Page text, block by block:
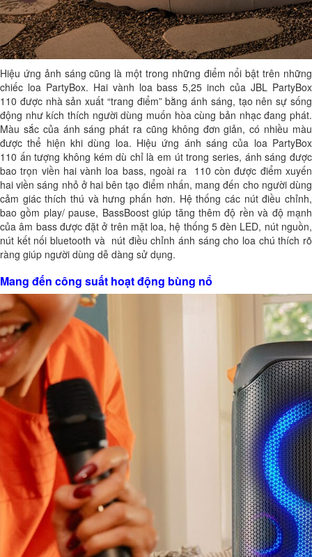
Hiệu ứng ảnh sáng cũng là một trong những điểm nổi bật trên những
chiếc loa PartyBox. Hai vành loa bass 5,25 inch của JBL PartyBox
110 được nhà sản xuất “trang điểm” bằng ánh sáng, tạo nên sự sống
động như kích thích người dùng muốn hòa cùng bản nhạc đang phát.
Màu sắc của ánh sáng phát ra cũng không đơn giản, có nhiều màu
được thể hiện khi dùng loa. Hiệu ứng ánh sáng của loa PartyBox
110 ấn tượng không kém dù chỉ là em út trong series, ánh sáng được
bao trọn viền hai vành loa bass, ngoài ra 110 còn được điểm xuyến
hai viền sáng nhỏ ở hai bên tạo điểm nhấn, mang đến cho người dùng
cảm giác thích thú và hưng phấn hơn. Hệ thống các nút điều chỉnh,
bao gồm play/ pause, BassBoost giúp tăng thêm độ rền và độ mạnh
của âm bass được đặt ở trên mặt loa, hệ thống 5 đèn LED, nút nguồn,
nút kết nối bluetooth và nút điều chỉnh ánh sáng cho loa chú thích rõ
ràng giúp người dùng dễ dàng sử dụng.
Mang đến công suất hoạt động bùng nổ